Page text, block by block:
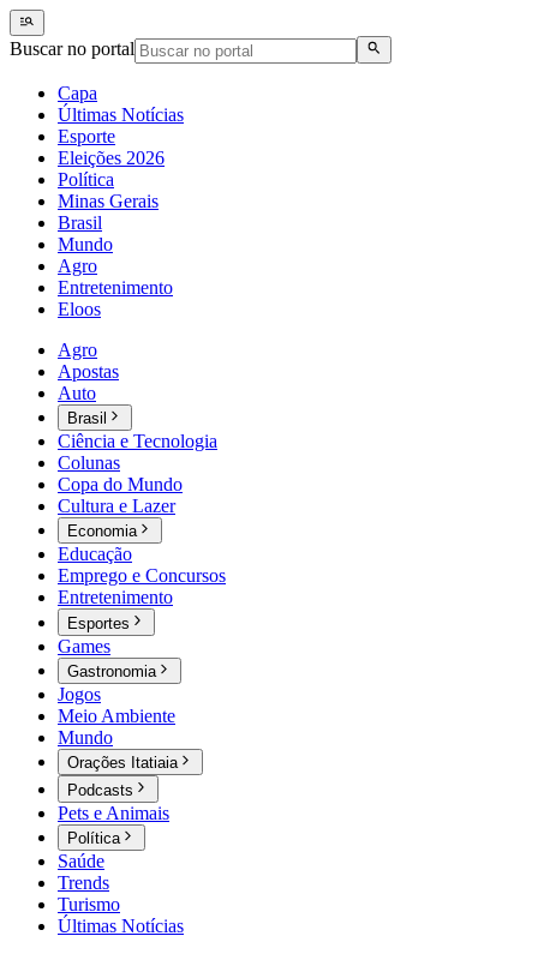
Buscar no portal
Capa
Últimas Notícias
Esporte
Eleições 2026
Política
Minas Gerais
Brasil
Mundo
Agro
Entretenimento
Eloos
Agro
Apostas
Auto
Brasil
Ciência e Tecnologia
Colunas
Copa do Mundo
Cultura e Lazer
Economia
Educação
Emprego e Concursos
Entretenimento
Esportes
Games
Gastronomia
Jogos
Meio Ambiente
Mundo
Orações Itatiaia
Podcasts
Pets e Animais
Política
Saúde
Trends
Turismo
Últimas Notícias